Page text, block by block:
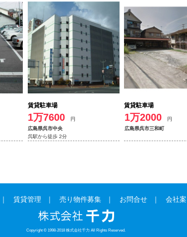
賃貸駐車場
1万7600
円
広島県呉市中央
呉駅から徒歩 2分
賃貸駐車場
1万2000
円
広島県呉市三和町
賃貸管理 売り物件募集 お問合せ 会社
Copyright © 1998-2018 株式会社千力 All Rights Reserved.